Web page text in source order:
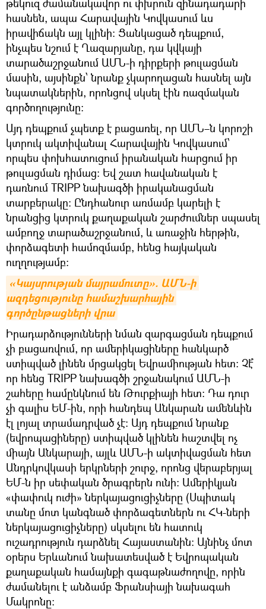
հասնեն, ապա Հարավային Կովկասում ևս
իրավիճակն այլ կլինի։ Ցանկացած դեպքում,
ինչպես նշում է Ղազարյանը, դա կվկայի
տարածաշրջանում ԱՄՆ-ի դիրքերի թուլացման
մասին, այսինքն՝ նրանք չկարողացան հասնել այն
նպատակներին, որոնցով սկսել էին ռազմական
գործողությունը։
Այդ դեպքում չպետք է բացառել, որ ԱՄՆ–ն կորոշի
կտրուկ ակտիվանալ Հարավային Կովկասում՝
որպես փոխհատուցում իրանական հարցում իր
թուլացման դիմաց։ Եվ շատ հավանական է
դառնում TRIPP նախագծի իրականացման
տարբերակը։ Ընդհանուր առմամբ կարելի է
նրանցից կտրուկ քաղաքական շարժումներ սպասել
ամբողջ տարածաշրջանում, և առաջին հերթին,
փորձագետի համոզմամբ, հենց հայկական
ուղղությամբ։
«Կայսրության մայրամուտը». ԱՄՆ-ի
ազդեցությունը համաշխարհային
գործընթացների վրա
Իրադարձությունների նման զարգացման դեպքում
չի բացառվում, որ ամերիկացիները հանկարծ
ստիպված լինեն մրցակցել Եվրամիության հետ։ Չէ՞
որ հենց TRIPP նախագծի շրջանակում ԱՄՆ-ի
շահերը համընկնում են Թուրքիայի հետ։ Դա դուր
չի գալիս ԵՄ-ին, որի հանդեպ Անկարան ամենևին
էլ լոյալ տրամադրված չէ։ Այդ դեպքում նրանք
(եվրոպացիները) ստիպված կլինեն հաշտվել ոչ
միայն Անկարայի, այլև ԱՄՆ-ի ակտիվացման հետ
Անդրկովկասի երկրների շուրջ, որոնց վերաբերյալ
ԵՄ-ն իր սեփական ծրագրերն ունի։ Ամերիկյան
«փափուկ ուժի» ներկայացուցիչները (Սպիտակ
տանը մոտ կանգնած փորձագետներն ու ՀԿ-ների
ներկայացուցիչները) սկսելու են հատուկ
ուշադրություն դարձնել Հայաստանին։ Այնինչ մոտ
օրերս Երևանում նախատեսված է Եվրոպական
քաղաքական համայնքի գագաթնաժողովը, որին
ժամանելու է անձամբ Ֆրանսիայի նախագահ
Մակրոնը։